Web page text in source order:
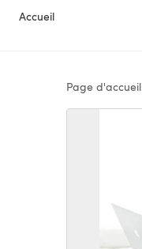
Accueil
Page d'accueil